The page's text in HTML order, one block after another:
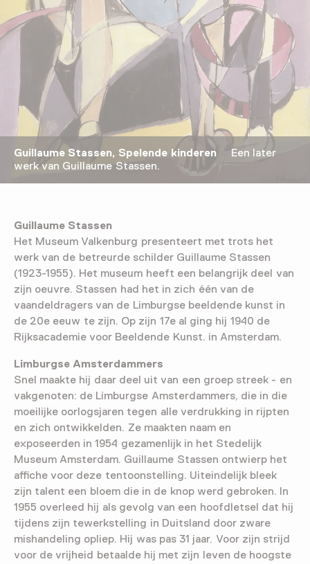
Guillaume Stassen, Spelende kinderenEen later
werk van Guillaume Stassen.
Guillaume Stassen
Het Museum Valkenburg presenteert met trots het
werk van de betreurde schilder Guillaume Stassen
(1923-1955). Het museum heeft een belangrijk deel van
zijn oeuvre. Stassen had het in zich één van de
vaandeldragers van de Limburgse beeldende kunst in
de 20e eeuw te zijn. Op zijn 17e al ging hij 1940 de
Rijksacademie voor Beeldende Kunst. in Amsterdam.
Limburgse Amsterdammers
Snel maakte hij daar deel uit van een groep streek - en
vakgenoten: de Limburgse Amsterdammers, die in die
moeilijke oorlogsjaren tegen alle verdrukking in rijpten
en zich ontwikkelden. Ze maakten naam en
exposeerden in 1954 gezamenlijk in het Stedelijk
Museum Amsterdam. Guillaume Stassen ontwierp het
affiche voor deze tentoonstelling. Uiteindelijk bleek
zijn talent een bloem die in de knop werd gebroken. In
1955 overleed hij als gevolg van een hoofdletsel dat hij
tijdens zijn tewerkstelling in Duitsland door zware
mishandeling opliep. Hij was pas 31 jaar. Voor zijn strijd
voor de vrijheid betaalde hij met zijn leven de hoogste